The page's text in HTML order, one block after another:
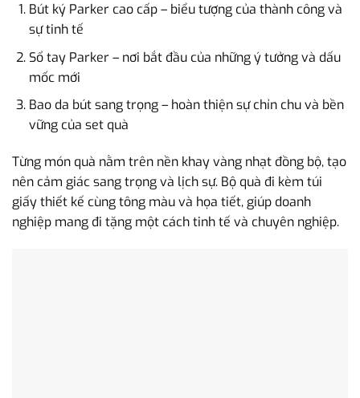
Bút ký Parker cao cấp – biểu tượng của thành công và
sự tinh tế
Sổ tay Parker – nơi bắt đầu của những ý tưởng và dấu
mốc mới
Bao da bút sang trọng – hoàn thiện sự chỉn chu và bền
vững của set quà
Từng món quà nằm trên nền khay vàng nhạt đồng bộ, tạo
nên cảm giác sang trọng và lịch sự. Bộ quà đi kèm túi
giấy thiết kế cùng tông màu và họa tiết, giúp doanh
nghiệp mang đi tặng một cách tinh tế và chuyên nghiệp.